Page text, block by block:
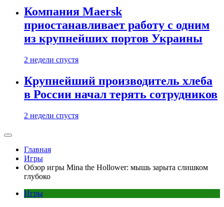
Компания Maersk
приостанавливает работу с одним
из крупнейших портов Украины
2 недели спустя
Крупнейший производитель хлеба
в России начал терять сотрудников
2 недели спустя
Главная
Игры
Обзор игры Mina the Hollower: мышь зарыта слишком
глубоко
Игры